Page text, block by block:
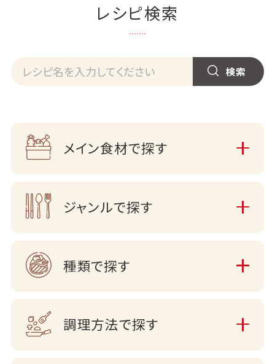
レシピ検索
メイン食材で探す
ジャンルで探す
種類で探す
調理方法で探す